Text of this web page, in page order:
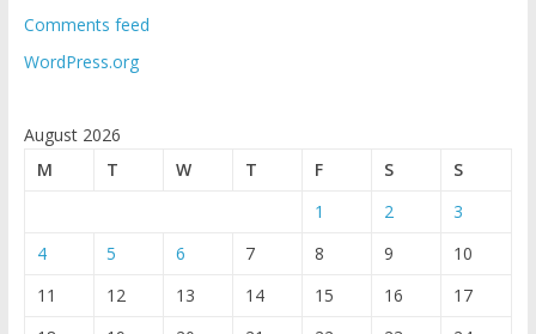
Comments feed
WordPress.org
August 2026
M
T W T F S
S
1
2
3
4
5 6 7 8 9
10
11
12 13 14 15 16
17